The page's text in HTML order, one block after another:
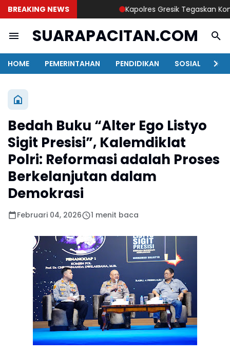
BREAKING NEWS Kapolres Gresik Tegaskan
SUARAPACITAN.COM
HOME PEMERINTAHAN PENDIDIKAN SOSIAL
Bedah Buku “Alter Ego Listyo
Sigit Presisi”, Kalemdiklat
Polri: Reformasi adalah Proses
Berkelanjutan dalam
Demokrasi
Februari 04, 2026 1 menit baca